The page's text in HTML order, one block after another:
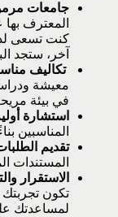
جامعات
المعترف
كنت تسعى
آخر، ستجد
تكاليف
معيشة
في بيئة
استشارة
المناسبين
تقديم
المستندات
الاستقرار
تكون
لمساعدتك